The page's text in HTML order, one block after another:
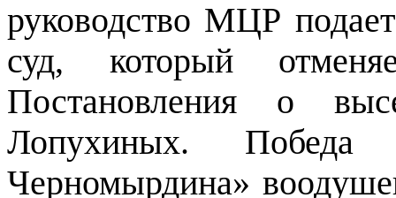
руководство МЦР
суд, который
Постановления о
Лопухиных.
Черномырдина»